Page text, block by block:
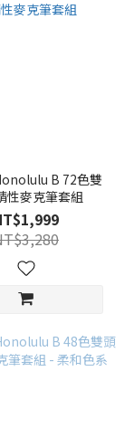
B 72色雙
性麥克筆套組